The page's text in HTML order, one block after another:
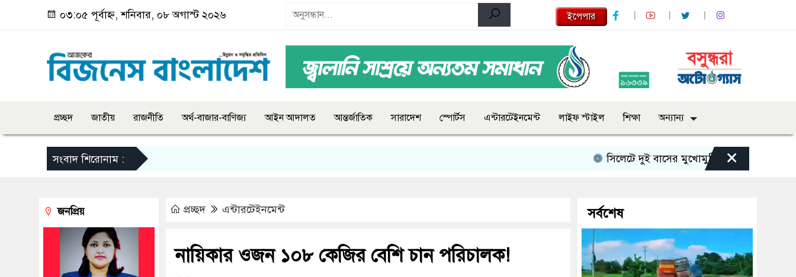
০৩:০৫ পূর্বাহ্ন, শনিবার, ০৮ অগাস্ট ২০২৬ ইপেপার
প্রচ্ছদ জাতীয় রাজনীতি অর্থ-বাজার-বাণিজ্য আইন আদালত আন্তর্জাতিক সারাদেশ স্পোর্টস এন্টারটেইনমেন্ট লাইফ স্টাইল শিক্ষা অন্যান্য
সংবাদ শিরোনাম : সিলেটে দুই বাসের মুখোমুখি সংঘর্ষে নিহত বেড়ে ৯
×
প্রচ্ছদ এন্টারটেইনমেন্ট
নায়িকার ওজন ১০৮ কেজির বেশি চান পরিচালক!
জনপ্রিয় সর্বশেষ